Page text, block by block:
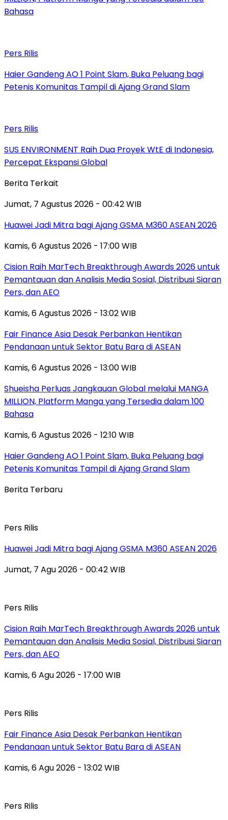
Bahasa
Pers Rilis
Haier Gandeng AO 1 Point Slam, Buka Peluang bagi
Petenis Komunitas Tampil di Ajang Grand Slam
Pers Rilis
SUS ENVIRONMENT Raih Dua Proyek WtE di Indonesia,
Percepat Ekspansi Global
Berita Terkait
Jumat, 7 Agustus 2026 - 00:42 WIB
Huawei Jadi Mitra bagi Ajang GSMA M360 ASEAN 2026
Kamis, 6 Agustus 2026 - 17:00 WIB
Cision Raih MarTech Breakthrough Awards 2026 untuk
Pemantauan dan Analisis Media Sosial, Distribusi Siaran
Pers, dan AEO
Kamis, 6 Agustus 2026 - 13:02 WIB
Fair Finance Asia Desak Perbankan Hentikan
Pendanaan untuk Sektor Batu Bara di ASEAN
Kamis, 6 Agustus 2026 - 13:00 WIB
Shueisha Perluas Jangkauan Global melalui MANGA
MILLION, Platform Manga yang Tersedia dalam 100
Bahasa
Kamis, 6 Agustus 2026 - 12:10 WIB
Haier Gandeng AO 1 Point Slam, Buka Peluang bagi
Petenis Komunitas Tampil di Ajang Grand Slam
Berita Terbaru
Pers Rilis
Huawei Jadi Mitra bagi Ajang GSMA M360 ASEAN 2026
Jumat, 7 Agu 2026 - 00:42 WIB
Pers Rilis
Cision Raih MarTech Breakthrough Awards 2026 untuk
Pemantauan dan Analisis Media Sosial, Distribusi Siaran
Pers, dan AEO
Kamis, 6 Agu 2026 - 17:00 WIB
Pers Rilis
Fair Finance Asia Desak Perbankan Hentikan
Pendanaan untuk Sektor Batu Bara di ASEAN
Kamis, 6 Agu 2026 - 13:02 WIB
Pers Rilis